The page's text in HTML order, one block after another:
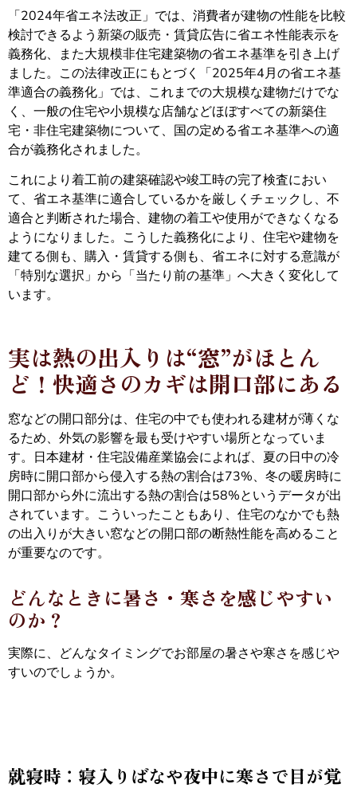
「2024年省エネ法改正」では、消費者が建物の性能を比較
検討できるよう新築の販売・賃貸広告に省エネ性能表示を
義務化、また大規模非住宅建築物の省エネ基準を引き上げ
ました。この法律改正にもとづく「2025年4月の省エネ基
準適合の義務化」では、これまでの大規模な建物だけでな
く、一般の住宅や小規模な店舗などほぼすべての新築住
宅・非住宅建築物について、国の定める省エネ基準への適
合が義務化されました。
これにより着工前の建築確認や竣工時の完了検査におい
て、省エネ基準に適合しているかを厳しくチェックし、不
適合と判断された場合、建物の着工や使用ができなくなる
ようになりました。こうした義務化により、住宅や建物を
建てる側も、購入・賃貸する側も、省エネに対する意識が
「特別な選択」から「当たり前の基準」へ大きく変化して
います。
実は熱の出入りは“窓”がほとん
ど！快適さのカギは開口部にある
窓などの開口部分は、住宅の中でも使われる建材が薄くな
るため、外気の影響を最も受けやすい場所となっていま
す。日本建材・住宅設備産業協会によれば、夏の日中の冷
房時に開口部から侵入する熱の割合は73%、冬の暖房時に
開口部から外に流出する熱の割合は58%というデータが出
されています。こういったこともあり、住宅のなかでも熱
の出入りが大きい窓などの開口部の断熱性能を高めること
が重要なのです。
どんなときに暑さ・寒さを感じやすい
のか？
実際に、どんなタイミングでお部屋の暑さや寒さを感じや
すいのでしょうか。
就寝時：寝入りばなや夜中に寒さで目が覚